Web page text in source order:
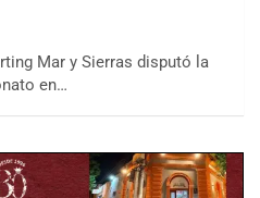
Mar y Sierras disputó la
en…